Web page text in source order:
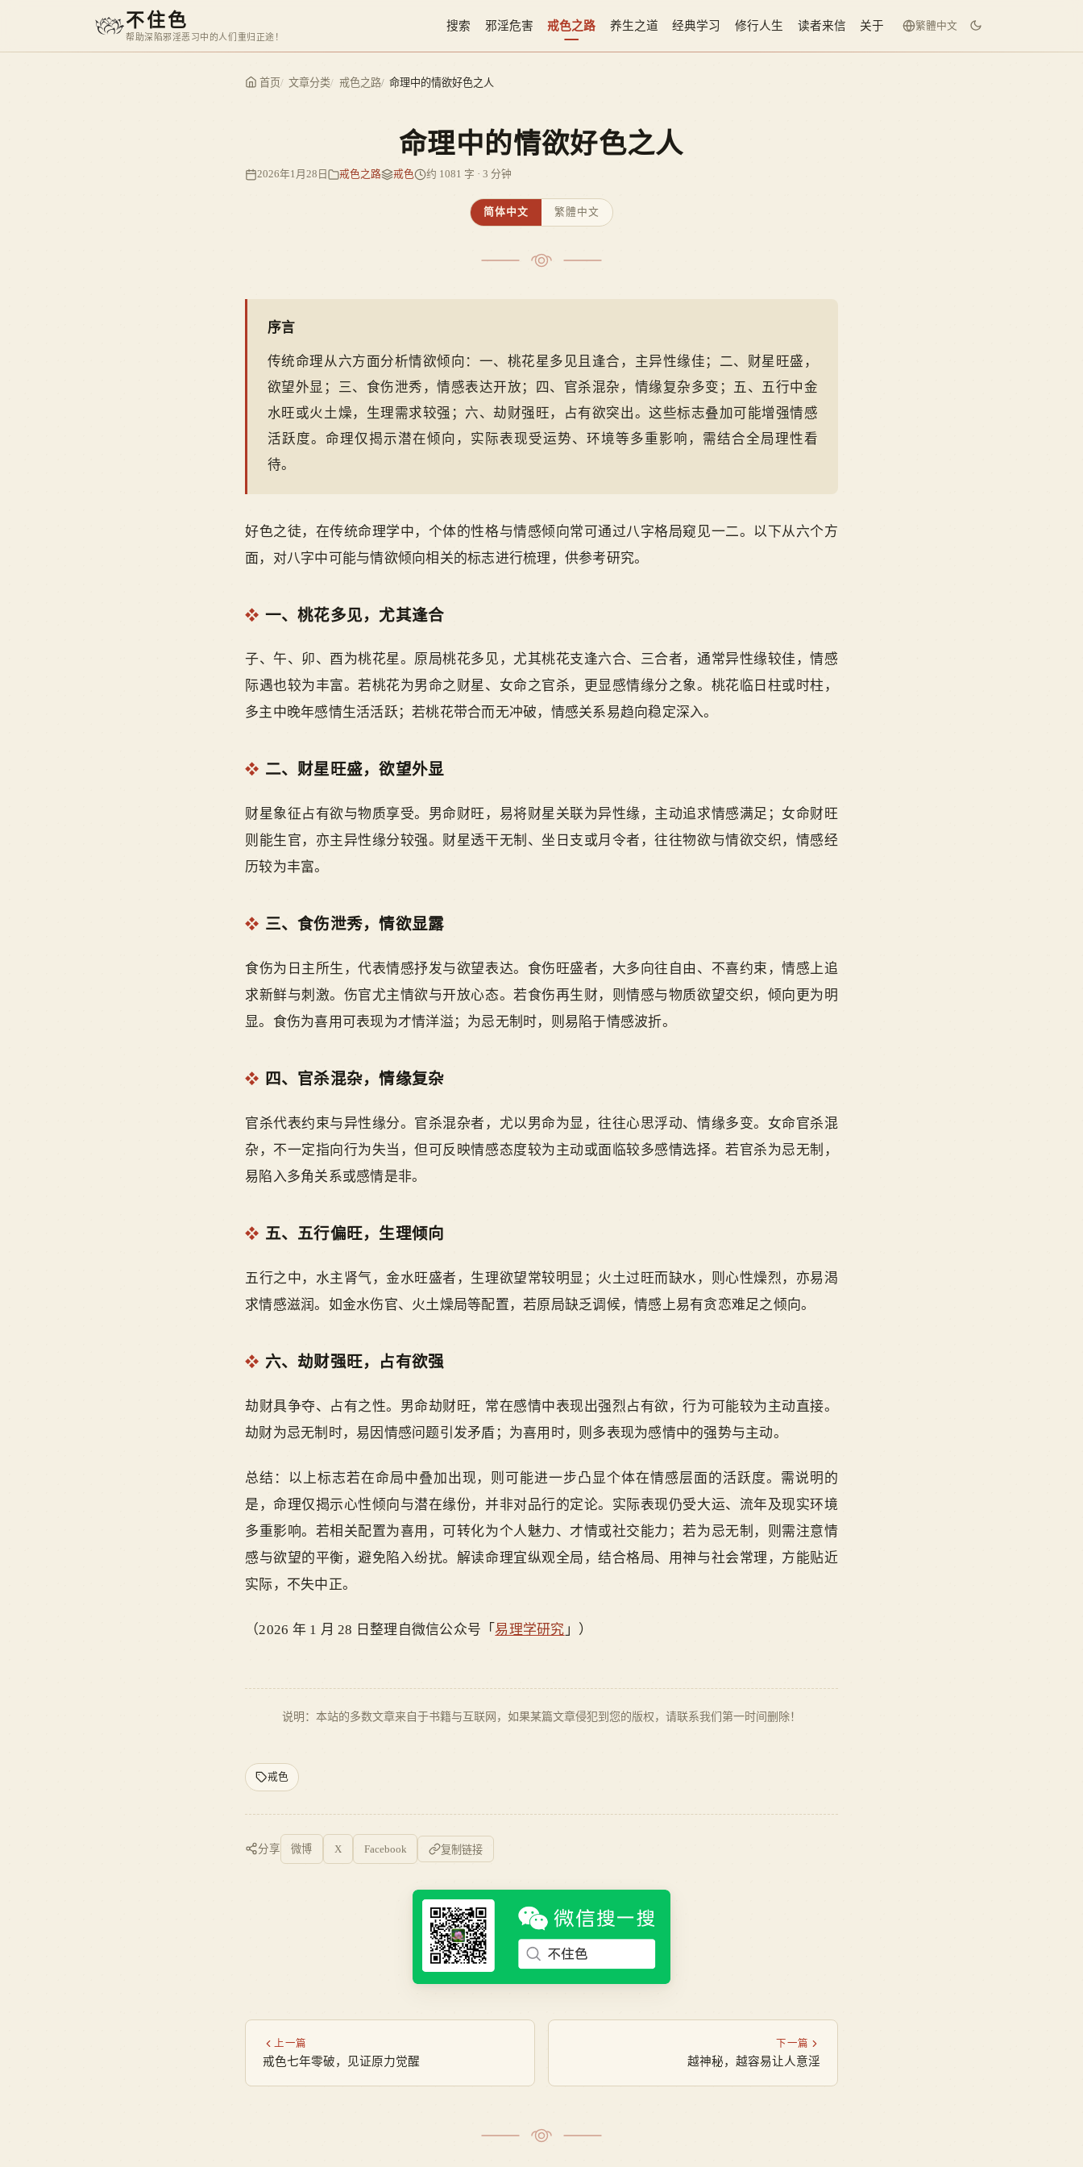
不住色
帮助深陷邪淫恶习中的人们重归正途！
搜索 邪淫危害 戒色之路 养生之道 经典学习 修行人生 读者来信 关于 繁體中文
首页 文章分类 戒色之路 命理中的情欲好色之人
命理中的情欲好色之人
2026年1月28日 戒色之路 戒色 约 1081 字 · 3 分钟
简体中文 繁體中文
序言
传统命理从六方面分析情欲倾向：一、桃花星多见且逢合，主异性缘佳；二、财星旺盛，
欲望外显；三、食伤泄秀，情感表达开放；四、官杀混杂，情缘复杂多变；五、五行中金
水旺或火土燥，生理需求较强；六、劫财强旺，占有欲突出。这些标志叠加可能增强情感
活跃度。命理仅揭示潜在倾向，实际表现受运势、环境等多重影响，需结合全局理性看
待。
好色之徒，在传统命理学中，个体的性格与情感倾向常可通过八字格局窥见一二。以下从六个方
面，对八字中可能与情欲倾向相关的标志进行梳理，供参考研究。
一、桃花多见，尤其逢合
子、午、卯、酉为桃花星。原局桃花多见，尤其桃花支逢六合、三合者，通常异性缘较佳，情感
际遇也较为丰富。若桃花为男命之财星、女命之官杀，更显感情缘分之象。桃花临日柱或时柱，
多主中晚年感情生活活跃；若桃花带合而无冲破，情感关系易趋向稳定深入。
二、财星旺盛，欲望外显
财星象征占有欲与物质享受。男命财旺，易将财星关联为异性缘，主动追求情感满足；女命财旺
则能生官，亦主异性缘分较强。财星透干无制、坐日支或月令者，往往物欲与情欲交织，情感经
历较为丰富。
三、食伤泄秀，情欲显露
食伤为日主所生，代表情感抒发与欲望表达。食伤旺盛者，大多向往自由、不喜约束，情感上追
求新鲜与刺激。伤官尤主情欲与开放心态。若食伤再生财，则情感与物质欲望交织，倾向更为明
显。食伤为喜用可表现为才情洋溢；为忌无制时，则易陷于情感波折。
四、官杀混杂，情缘复杂
官杀代表约束与异性缘分。官杀混杂者，尤以男命为显，往往心思浮动、情缘多变。女命官杀混
杂，不一定指向行为失当，但可反映情感态度较为主动或面临较多感情选择。若官杀为忌无制，
易陷入多角关系或感情是非。
五、五行偏旺，生理倾向
五行之中，水主肾气，金水旺盛者，生理欲望常较明显；火土过旺而缺水，则心性燥烈，亦易渴
求情感滋润。如金水伤官、火土燥局等配置，若原局缺乏调候，情感上易有贪恋难足之倾向。
六、劫财强旺，占有欲强
劫财具争夺、占有之性。男命劫财旺，常在感情中表现出强烈占有欲，行为可能较为主动直接。
劫财为忌无制时，易因情感问题引发矛盾；为喜用时，则多表现为感情中的强势与主动。
总结：以上标志若在命局中叠加出现，则可能进一步凸显个体在情感层面的活跃度。需说明的
是，命理仅揭示心性倾向与潜在缘份，并非对品行的定论。实际表现仍受大运、流年及现实环境
多重影响。若相关配置为喜用，可转化为个人魅力、才情或社交能力；若为忌无制，则需注意情
感与欲望的平衡，避免陷入纷扰。解读命理宜纵观全局，结合格局、用神与社会常理，方能贴近
实际，不失中正。
（2026 年 1 月 28 日整理自微信公众号「 易理学研究 」）
说明：本站的多数文章来自于书籍与互联网，如果某篇文章侵犯到您的版权，请联系我们第一时间删除！
戒色
分享 微博 X Facebook 复制链接
上一篇
戒色七年零破，见证原力觉醒
下一篇
越神秘，越容易让人意淫